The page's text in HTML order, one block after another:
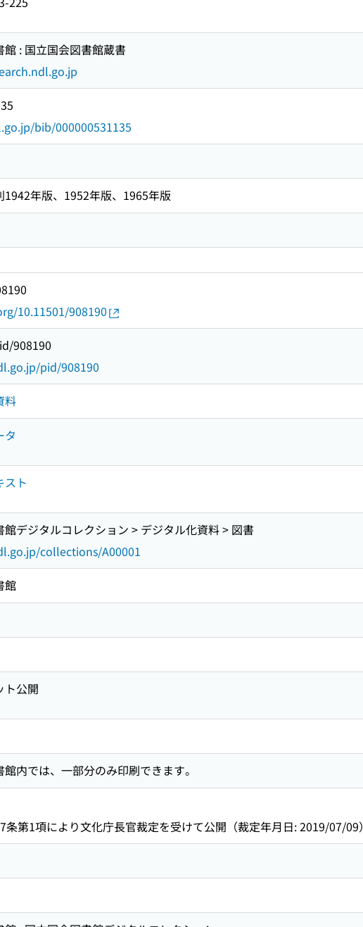
館 : 国立国会図書館蔵書
bib/000000531135
1942年版、1952年版、1965年版
10.11501/908190
908190
pid/908190
料
タ
スト
館デジタルコレクション > デジタル化資料 > 図書
collections/A00001
館
ト公開
内では、一部分のみ印刷できます。
条第1項により文化庁長官裁定を受けて公開（裁定年月日: 2019/07/09）